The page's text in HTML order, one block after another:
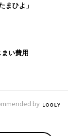
まひよ」
い費用
by